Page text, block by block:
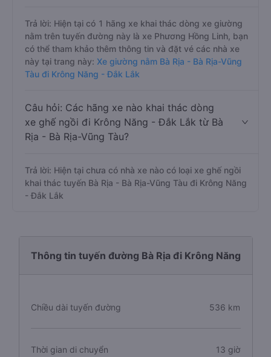
Trả lời: Hiện tại có 1 hãng xe khai thác dòng xe giường
nằm trên tuyến đường này là xe Phương Hồng Linh, bạn
có thể tham khảo thêm thông tin và đặt vé các nhà xe
này tại trang này: Xe giường nằm Bà Rịa - Bà Rịa-Vũng
Tàu đi Krông Năng - Đắk Lắk
Câu hỏi: Các hãng xe nào khai thác dòng
xe ghế ngồi đi Krông Năng - Đắk Lắk từ Bà
Rịa - Bà Rịa-Vũng Tàu?
Trả lời: Hiện tại chưa có nhà xe nào có loại xe ghế ngồi
khai thác tuyến Bà Rịa - Bà Rịa-Vũng Tàu đi Krông Năng
- Đắk Lắk
Thông tin tuyến đường Bà Rịa đi Krông Năng
Chiều dài tuyến đường 536 km
Thời gian di chuyển 13 giờ